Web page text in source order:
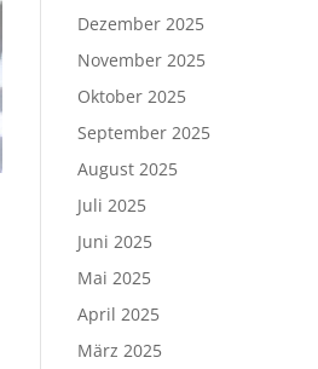
Dezember 2025
November 2025
Oktober 2025
September 2025
August 2025
Juli 2025
Juni 2025
Mai 2025
April 2025
März 2025